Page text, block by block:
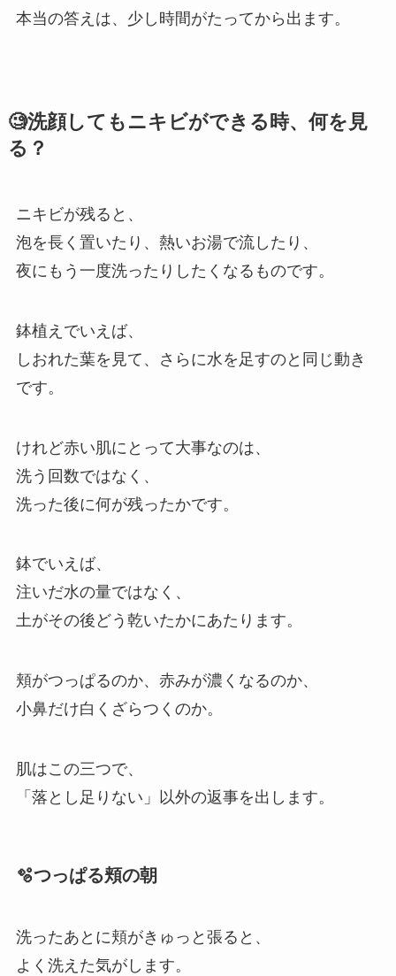
本当の答えは、少し時間がたってから出ます。
🧐洗顔してもニキビができる時、何を見
る？
ニキビが残ると、
泡を長く置いたり、熱いお湯で流したり、
夜にもう一度洗ったりしたくなるものです。
鉢植えでいえば、
しおれた葉を見て、さらに水を足すのと同じ動き
です。
けれど赤い肌にとって大事なのは、
洗う回数ではなく、
洗った後に何が残ったかです。
鉢でいえば、
注いだ水の量ではなく、
土がその後どう乾いたかにあたります。
頬がつっぱるのか、赤みが濃くなるのか、
小鼻だけ白くざらつくのか。
肌はこの三つで、
「落とし足りない」以外の返事を出します。
🫧つっぱる頬の朝
洗ったあとに頬がきゅっと張ると、
よく洗えた気がします。